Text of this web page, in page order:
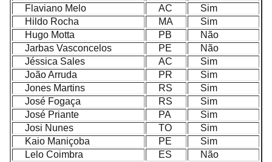
Flaviano Melo AC
Sim
Hildo Rocha
MA
Sim
Hugo Motta
PB
Não
Jarbas Vasconcelos
PE
Não
Jéssica Sales
AC
Sim
João Arruda
PR
Sim
Jones Martins
RS
Sim
José Fogaça
RS
Sim
José Priante
PA
Sim
Josi Nunes
TO
Sim
Kaio Maniçoba
PE
Sim
Lelo Coimbra
ES
Não